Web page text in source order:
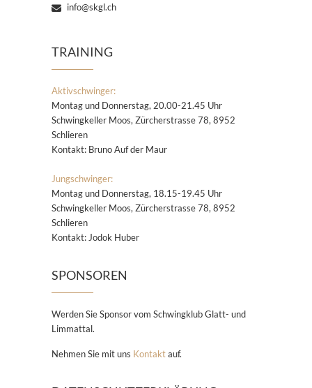
info@skgl.ch
TRAINING
Aktivschwinger:
Montag und Donnerstag, 20.00-21.45 Uhr
Schwingkeller Moos, Zürcherstrasse 78, 8952
Schlieren
Kontakt: Bruno Auf der Maur
Jungschwinger:
Montag und Donnerstag, 18.15-19.45 Uhr
Schwingkeller Moos, Zürcherstrasse 78, 8952
Schlieren
Kontakt: Jodok Huber
SPONSOREN
Werden Sie Sponsor vom Schwingklub Glatt- und
Limmattal.
Nehmen Sie mit uns Kontaktauf.